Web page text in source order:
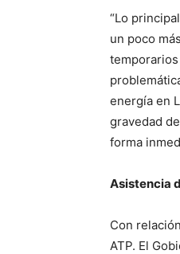
“Lo
un poco
energía en
gravedad
forma
Asistencia
Con
ATP. El